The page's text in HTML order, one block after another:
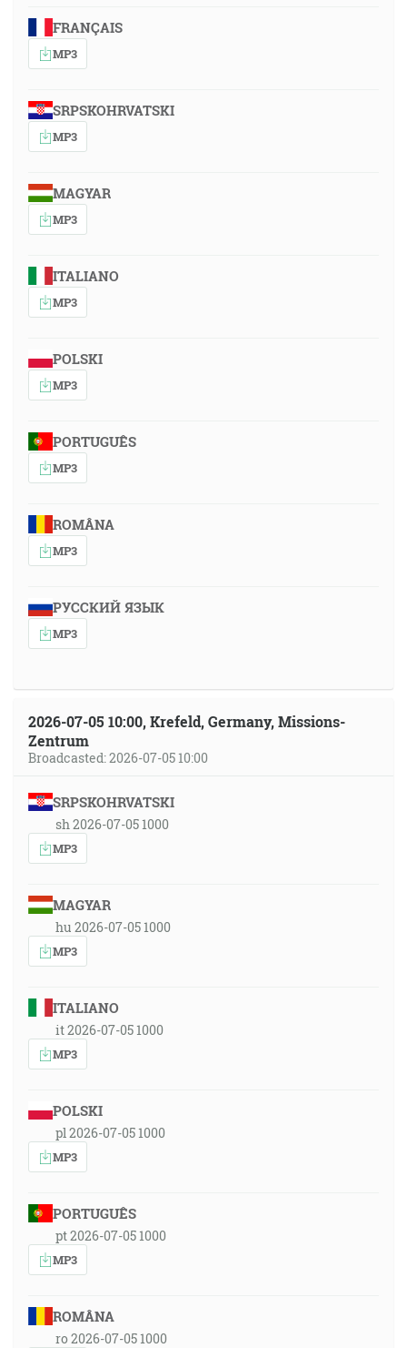
FRANÇAIS
MP3
SRPSKOHRVATSKI
MP3
MAGYAR
MP3
ITALIANO
MP3
POLSKI
MP3
PORTUGUÊS
MP3
ROMÂNA
MP3
РУССКИЙ ЯЗЫК
MP3
2026-07-05 10:00, Krefeld, Germany, Missions-
Zentrum
Broadcasted: 2026-07-05 10:00
SRPSKOHRVATSKI
sh 2026-07-05 1000
MP3
MAGYAR
hu 2026-07-05 1000
MP3
ITALIANO
it 2026-07-05 1000
MP3
POLSKI
pl 2026-07-05 1000
MP3
PORTUGUÊS
pt 2026-07-05 1000
MP3
ROMÂNA
ro 2026-07-05 1000